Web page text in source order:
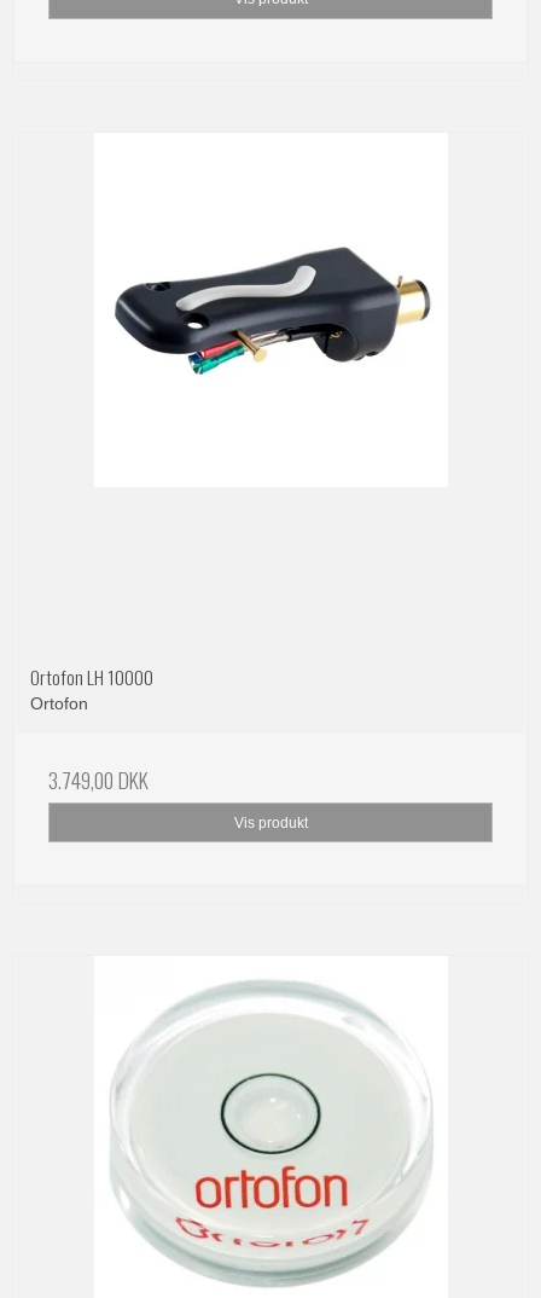
Ortofon LH 10000
Ortofon
3.749,00 DKK
Vis produkt